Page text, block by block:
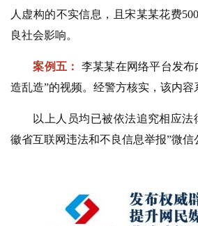
人虚构的不实信息，且宋某某花费
良社会影响。
案例五：
李某某在网络平台发
造乱造”的视频。经警方核实，该内容
以上人员均已被依法追究相应法
徽省互联网违法和不良信息举报”微信